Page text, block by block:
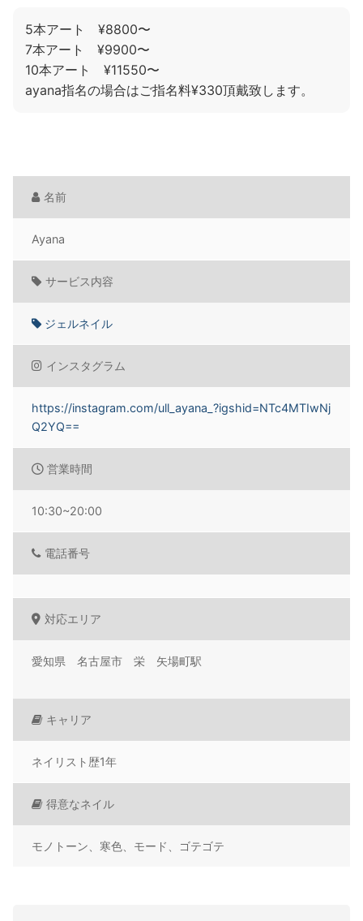
5本アート ¥8800〜
7本アート ¥9900〜
10本アート ¥11550〜
ayana指名の場合はご指名料¥330頂戴致します。
名前
Ayana
サービス内容
ジェルネイル
インスタグラム
https://instagram.com/ull_ayana_?igshid=NTc4MTIwNj
Q2YQ==
営業時間
10:30~20:00
電話番号
対応エリア
愛知県 名古屋市 栄 矢場町駅
キャリア
ネイリスト歴1年
得意なネイル
モノトーン、寒色、モード、ゴテゴテ